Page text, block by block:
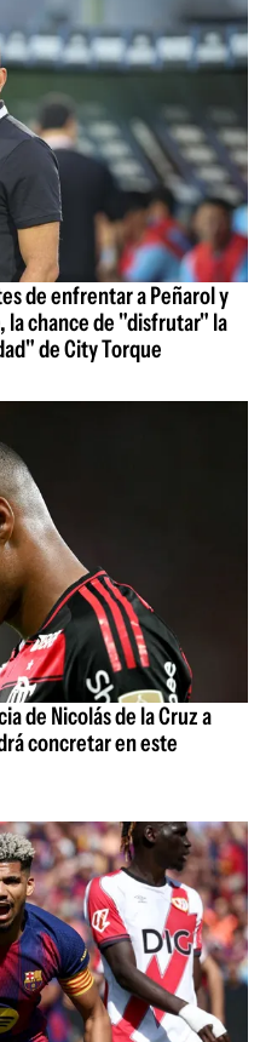
de enfrentar a Peñarol y
la chance de "disfrutar" la
de City Torque
de Nicolás de la Cruz a
concretar en este